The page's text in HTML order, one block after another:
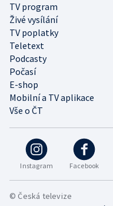
Instagram Facebook
TV program
Živé vysílání
TV poplatky
Teletext
Podcasty
Počasí
E-shop
Mobilní a TV aplikace
Vše o ČT
© Česká televize